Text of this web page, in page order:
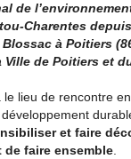
de
Charentes
à Poitiers
de Poitiers et
lieu de rencontre
et faire
de faire ensemble.